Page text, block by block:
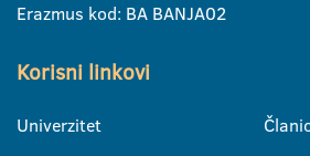
Erazmus kod: BA BANJA02
Korisni linkovi
Univerzitet